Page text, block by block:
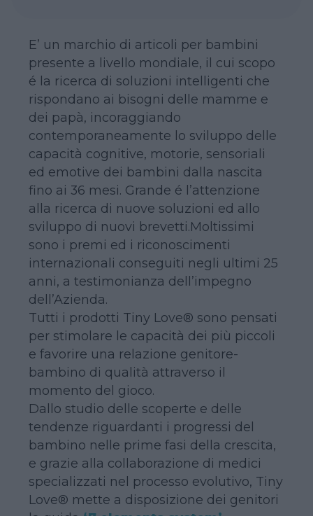
E’ un marchio di articoli per bambini
presente a livello mondiale, il cui scopo
é la ricerca di soluzioni intelligenti che
rispondano ai bisogni delle mamme e
dei papà, incoraggiando
contemporaneamente lo sviluppo delle
capacità cognitive, motorie, sensoriali
ed emotive dei bambini dalla nascita
fino ai 36 mesi. Grande é l’attenzione
alla ricerca di nuove soluzioni ed allo
sviluppo di nuovi brevetti.Moltissimi
sono i premi ed i riconoscimenti
internazionali conseguiti negli ultimi 25
anni, a testimonianza dell’impegno
dell’Azienda.
Tutti i prodotti Tiny Love® sono pensati
per stimolare le capacità dei più piccoli
e favorire una relazione genitore-
bambino di qualità attraverso il
momento del gioco.
Dallo studio delle scoperte e delle
tendenze riguardanti i progressi del
bambino nelle prime fasi della crescita,
e grazie alla collaborazione di medici
specializzati nel processo evolutivo, Tiny
Love® mette a disposizione dei genitori